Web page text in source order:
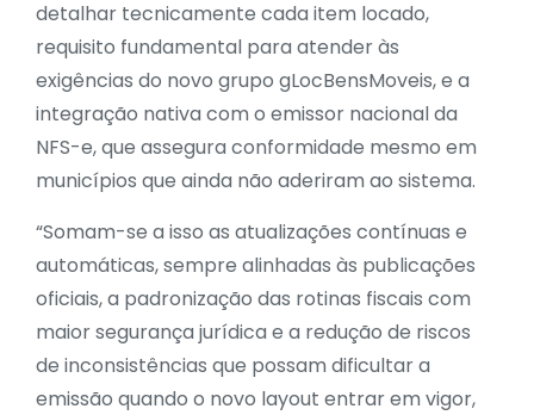
detalhar tecnicamente cada item locado,
requisito fundamental para atender às
exigências do novo grupo gLocBensMoveis, e a
integração nativa com o emissor nacional da
NFS-e, que assegura conformidade mesmo em
municípios que ainda não aderiram ao sistema.
“Somam-se a isso as atualizações contínuas e
automáticas, sempre alinhadas às publicações
oficiais, a padronização das rotinas fiscais com
maior segurança jurídica e a redução de riscos
de inconsistências que possam dificultar a
emissão quando o novo layout entrar em vigor,